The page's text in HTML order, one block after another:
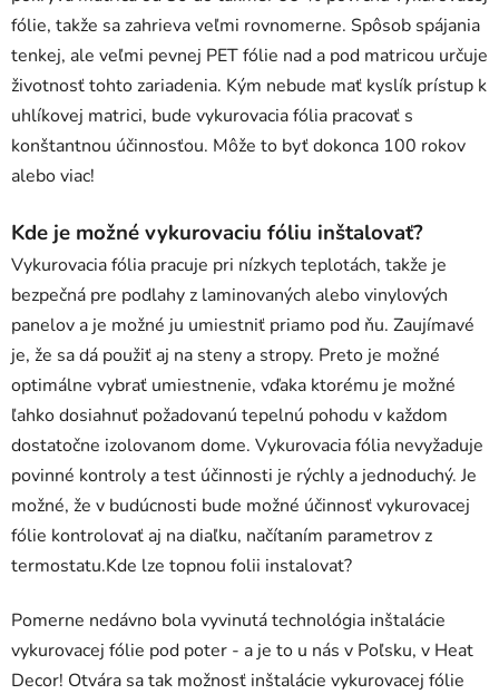
fólie, takže sa zahrieva veľmi rovnomerne. Spôsob spájania
tenkej, ale veľmi pevnej PET fólie nad a pod matricou určuje
životnosť tohto zariadenia. Kým nebude mať kyslík prístup k
uhlíkovej matrici, bude vykurovacia fólia pracovať s
konštantnou účinnosťou. Môže to byť dokonca 100 rokov
alebo viac!
Kde je možné vykurovaciu fóliu inštalovať?
Vykurovacia fólia pracuje pri nízkych teplotách, takže je
bezpečná pre podlahy z laminovaných alebo vinylových
panelov a je možné ju umiestniť priamo pod ňu. Zaujímavé
je, že sa dá použiť aj na steny a stropy. Preto je možné
optimálne vybrať umiestnenie, vďaka ktorému je možné
ľahko dosiahnuť požadovanú tepelnú pohodu v každom
dostatočne izolovanom dome. Vykurovacia fólia nevyžaduje
povinné kontroly a test účinnosti je rýchly a jednoduchý. Je
možné, že v budúcnosti bude možné účinnosť vykurovacej
fólie kontrolovať aj na diaľku, načítaním parametrov z
termostatu.Kde lze topnou folii instalovat?
Pomerne nedávno bola vyvinutá technológia inštalácie
vykurovacej fólie pod poter - a je to u nás v Poľsku, v Heat
Decor! Otvára sa tak možnosť inštalácie vykurovacej fólie